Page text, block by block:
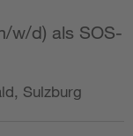
w/d) als SOS-
Sulzburg